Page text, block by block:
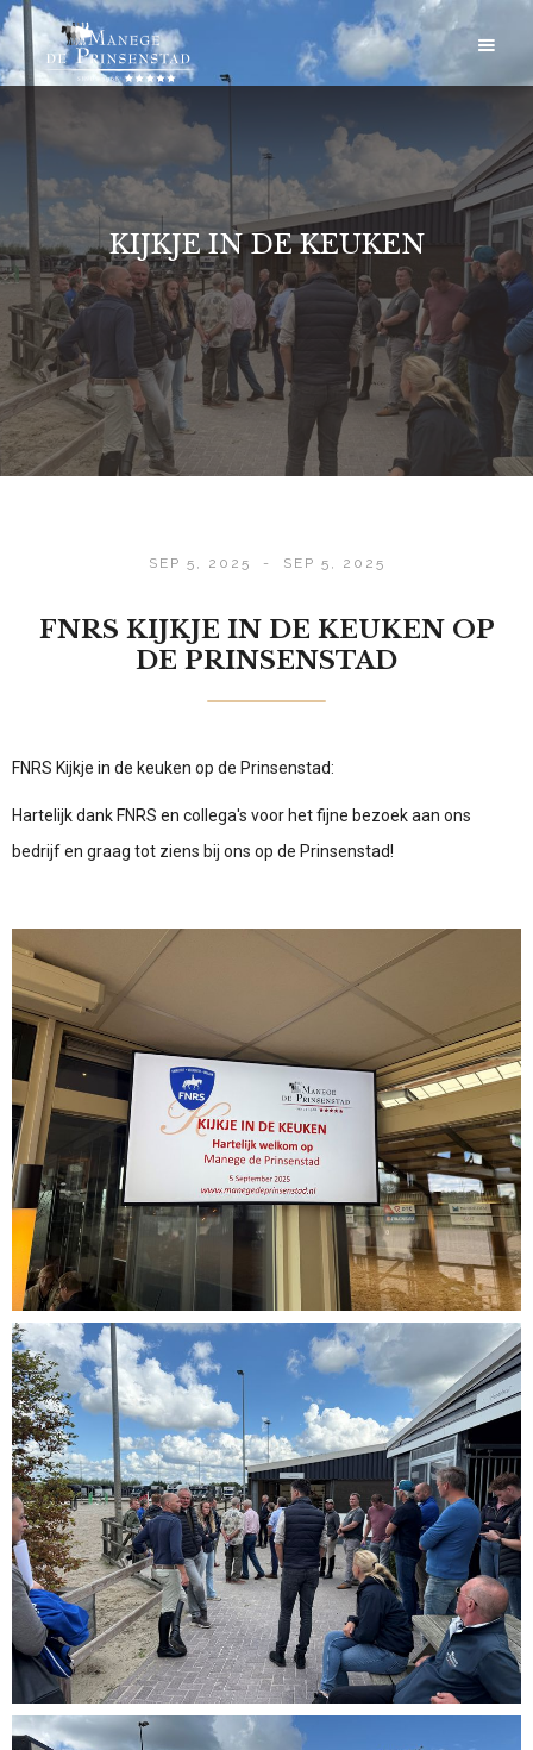
KIJKJE IN DE KEUKEN
SEP 5, 2025 - SEP 5, 2025
FNRS KIJKJE IN DE KEUKEN OP
DE PRINSENSTAD
FNRS Kijkje in de keuken op de Prinsenstad:
Hartelijk dank FNRS en collega's voor het fijne bezoek aan ons
bedrijf en graag tot ziens bij ons op de Prinsenstad!